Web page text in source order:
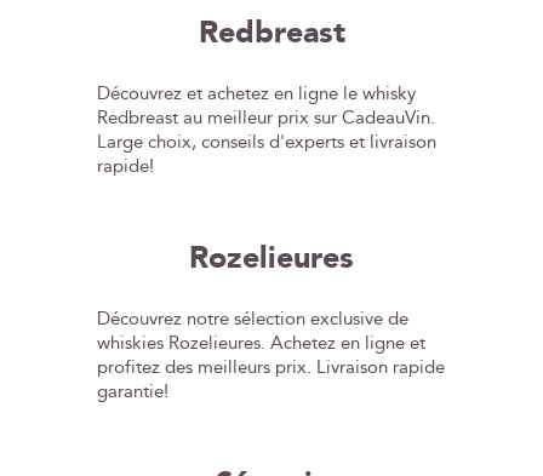
Redbreast
Découvrez et achetez en ligne le whisky
Redbreast au meilleur prix sur CadeauVin.
Large choix, conseils d'experts et livraison
rapide!
Rozelieures
Découvrez notre sélection exclusive de
whiskies Rozelieures. Achetez en ligne et
profitez des meilleurs prix. Livraison rapide
garantie!